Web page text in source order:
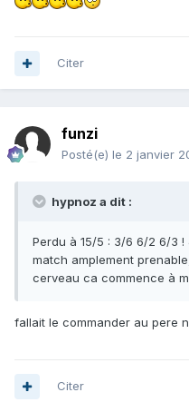
Citer
funzi
Posté(e) le 2 janvier
hypnoz a dit :
Perdu à 15/5 : 3/6 6/2 6/3
match amplement
cerveau ca commence à
fallait le commander au pere
Citer